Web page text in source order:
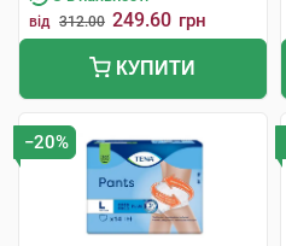
від 312.00 249.60 грн
КУПИТИ
−20%